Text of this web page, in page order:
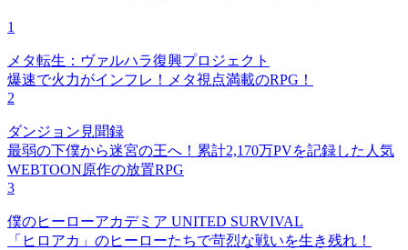
1
メタ転生：ヴァルハラ復興プロジェクト
爆速で火力がインフレ！メタ視点満載のRPG！
2
ダンジョン見聞録
最弱の下僕から迷宮の王へ！累計2,170万PVを記録した人気
WEBTOON原作の放置RPG
3
僕のヒーローアカデミア UNITED SURVIVAL
「ヒロアカ」のヒーローたちで苛烈な戦いを生き残れ！